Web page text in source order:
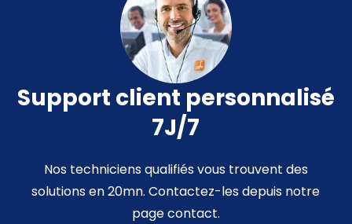
Support client personnalisé
7J/7
Nos techniciens qualifiés vous trouvent des
solutions en 20mn. Contactez-les depuis notre
page contact.